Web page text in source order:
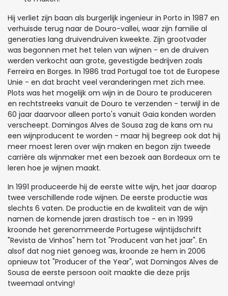
Hij verliet zijn baan als burgerlijk ingenieur in Porto in 1987 en
verhuisde terug naar de Douro-vallei, waar zijn familie al
generaties lang druivendruiven kweekte. Zijn grootvader
was begonnen met het telen van wijnen - en de druiven
werden verkocht aan grote, gevestigde bedrijven zoals
Ferreira en Borges. In 1986 trad Portugal toe tot de Europese
Unie - en dat bracht veel veranderingen met zich mee.
Plots was het mogelijk om wijn in de Douro te produceren
en rechtstreeks vanuit de Douro te verzenden - terwijl in de
60 jaar daarvoor alleen porto's vanuit Gaia konden worden
verscheept. Domingos Alves de Sousa zag de kans om nu
een wijnproducent te worden - maar hij begreep ook dat hij
meer moest leren over wijn maken en begon zijn tweede
carrière als wijnmaker met een bezoek aan Bordeaux om te
leren hoe je wijnen maakt.
In 1991 produceerde hij de eerste witte wijn, het jaar daarop
twee verschillende rode wijnen. De eerste productie was
slechts 6 vaten. De productie en de kwaliteit van de wijn
namen de komende jaren drastisch toe - en in 1999
kroonde het gerenommeerde Portugese wijntijdschrift
"Revista de Vinhos" hem tot "Producent van het jaar". En
alsof dat nog niet genoeg was, kroonde ze hem in 2006
opnieuw tot "Producer of the Year", wat Domingos Alves de
Sousa de eerste persoon ooit maakte die deze prijs
tweemaal ontving!